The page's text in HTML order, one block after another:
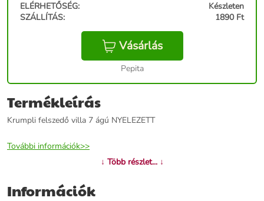
ELÉRHETŐSÉG:
Készleten
SZÁLLÍTÁS:
1890 Ft
Vásárlás
Pepita
Termékleírás
Krumpli felszedő villa 7 ágú NYELEZETT
További információk>>
↓ Több részlet... ↓
Információk